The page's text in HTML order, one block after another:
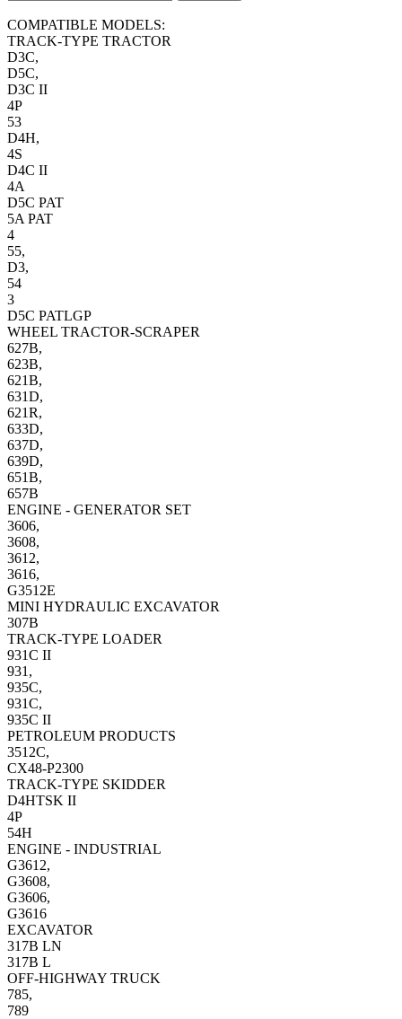
COMPATIBLE MODELS:
TRACK-TYPE TRACTOR
D3C,
D5C,
D3C II
4P
53
D4H,
4S
D4C II
4A
D5C PAT
5A PAT
4
55,
D3,
54
3
D5C PATLGP
WHEEL TRACTOR-SCRAPER
627B,
623B,
621B,
631D,
621R,
633D,
637D,
639D,
651B,
657B
ENGINE - GENERATOR SET
3606,
3608,
3612,
3616,
G3512E
MINI HYDRAULIC EXCAVATOR
307B
TRACK-TYPE LOADER
931C II
931,
935C,
931C,
935C II
PETROLEUM PRODUCTS
3512C,
CX48-P2300
TRACK-TYPE SKIDDER
D4HTSK II
4P
54H
ENGINE - INDUSTRIAL
G3612,
G3608,
G3606,
G3616
EXCAVATOR
317B LN
317B L
OFF-HIGHWAY TRUCK
785,
789